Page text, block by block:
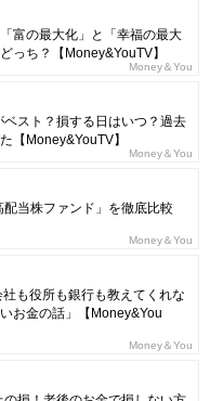
富の最大化」と「幸福の最大
っち？【Money&YouTV】
Money＆You
スト？損する日はいつ？過去
【Money&YouTV】
Money＆You
当株ファンド」を徹底比較
Money＆You
社も役所も銀行も教えてくれな
お金の話」【Money&You
Money＆You